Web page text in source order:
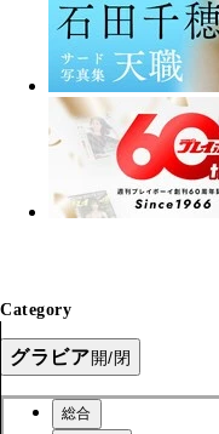
Category
グラビア開/閉
総合